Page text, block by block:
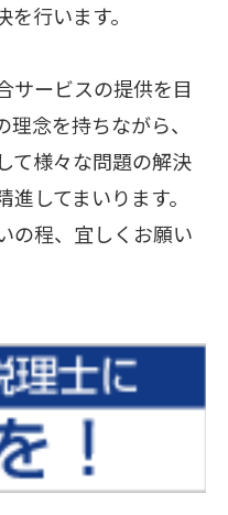
行います。
サービスの提供を目
念を持ちながら、
て様々な問題の解決
してまいります。
の程、宜しくお願い